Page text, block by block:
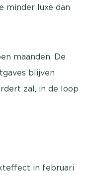
minder luxe dan
maanden. De
blijven
zal, in de loop
in februari